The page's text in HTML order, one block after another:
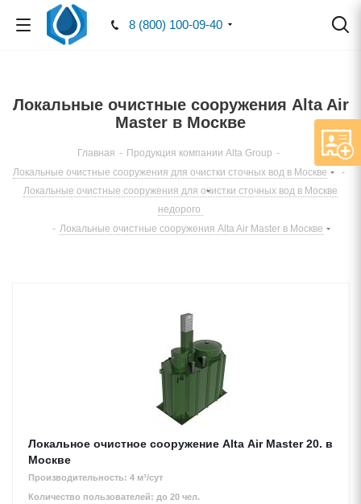
8 (800) 100-09-40
Локальные очистные сооружения Alta Air
Master в Москве
Главная - Продукция компании Alta Group -
Локальные очистные сооружения для очистки сточных вод в Москве
-
Локальные очистные сооружения для очистки сточных вод в Москве
недорого
- Локальные очистные сооружения Alta Air Master в Москве
Локальное очистное сооружение Alta Air Master 20. в
Москве
Производительность: 4 м³/сут
Количество пользователей: до 20 чел.